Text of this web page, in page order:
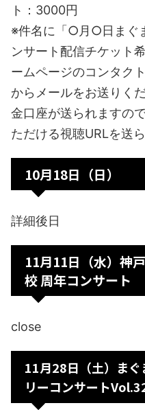
ト：3000円
※件名に「○月○日まぐ
ンサート配信チケット
ームページのコンタク
からメールをお送りく
金口座が送られますの
ただける視聴URLを送
10月18日（日）
詳細後日
11月11日（水）神
校 周年コンサート
close
11月28日（土）ま
リーコンサート